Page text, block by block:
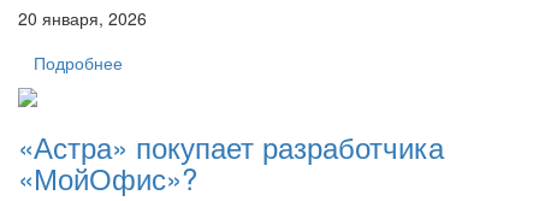
20 января, 2026
Подробнее
«Астра» покупает разработчика
«МойОфис»?